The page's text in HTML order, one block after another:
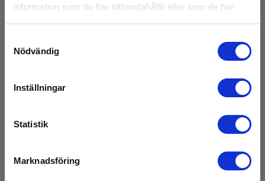
information som du har tillhandahållit eller som de har
Nödvändig
Inställningar
Statistik
Marknadsföring
2000T Termometer
E-NR 4207151
3 520,00 SEK